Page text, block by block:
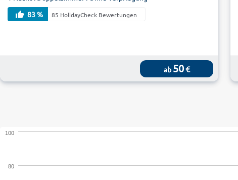
83 %
85 HolidayCheck Bewertungen
ab 50€
80
100